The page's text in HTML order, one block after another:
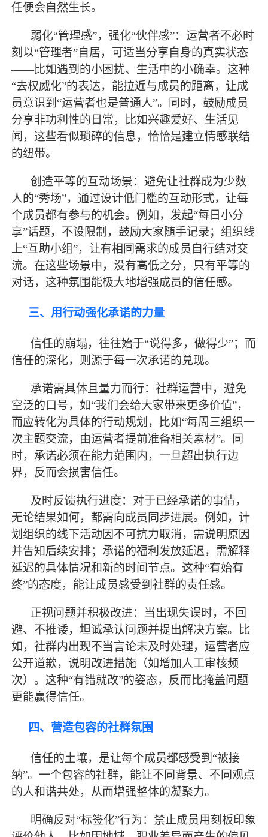
任便会自然生长。
弱化“管理感”，强化“伙伴感”：运营者不必时
刻以“管理者”自居，可适当分享自身的真实状态
——比如遇到的小困扰、生活中的小确幸。这种
“去权威化”的表达，能拉近与成员的距离，让成
员意识到“运营者也是普通人”。同时，鼓励成员
分享非功利性的日常，比如兴趣爱好、生活见
闻，这些看似琐碎的信息，恰恰是建立情感联结
的纽带。
创造平等的互动场景：避免让社群成为少数
人的“秀场”，通过设计低门槛的互动形式，让每
个成员都有参与的机会。例如，发起“每日小分
享”话题，不设限制，鼓励大家随手记录；组织线
上“互助小组”，让有相同需求的成员自行结对交
流。在这些场景中，没有高低之分，只有平等的
对话，这种氛围能极大地增强成员的信任感。
三、用行动强化承诺的力量
信任的崩塌，往往始于“说得多，做得少”；而
信任的深化，则源于每一次承诺的兑现。
承诺需具体且量力而行：社群运营中，避免
空泛的口号，如“我们会给大家带来更多价值”，
而应转化为具体的行动规划，比如“每周三组织一
次主题交流，由运营者提前准备相关素材”。同
时，承诺必须在能力范围内，一旦超出执行边
界，反而会损害信任。
及时反馈执行进度：对于已经承诺的事情，
无论结果如何，都需向成员同步进展。例如，计
划组织的线下活动因不可抗力取消，需说明原因
并告知后续安排；承诺的福利发放延迟，需解释
延迟的具体情况和新的时间节点。这种“有始有
终”的态度，能让成员感受到社群的责任感。
正视问题并积极改进：当出现失误时，不回
避、不推诿，坦诚承认问题并提出解决方案。比
如，社群内出现不当言论未及时处理，运营者应
公开道歉，说明改进措施（如增加人工审核频
次）。这种“有错就改”的姿态，反而比掩盖问题
更能赢得信任。
四、营造包容的社群氛围
信任的土壤，是让每个成员都感受到 “被接
纳”。一个包容的社群，能让不同背景、不同观点
的人和谐共处，从而增强整体的凝聚力。
明确反对“标签化”行为：禁止成员用刻板印象